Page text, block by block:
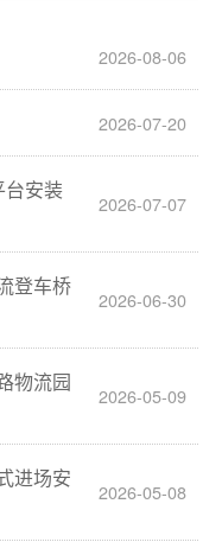
2026-08-06
2026-07-20
台安装
2026-07-07
登车桥
2026-06-30
物流园
2026-05-09
进场安
2026-05-08